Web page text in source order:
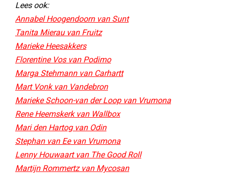
Lees ook:
Annabel Hoogendoorn van Sunt​
Tanita Mierau van Fruitz
Marieke Heesakkers
Florentine Vos van Podimo
Marga Stehmann van Carhartt
Mart Vonk van Vandebron
Marieke Schoon-van der Loop van Vrumona
Rene Heemskerk van Wallbox
Mari den Hartog van Odin
Stephan van Ee van Vrumona
Lenny Houwaart van The Good Roll
Martijn Rommertz van Mycosan​